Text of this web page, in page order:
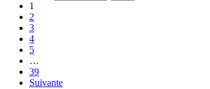
1
2
3
4
5
…
39
Suivante